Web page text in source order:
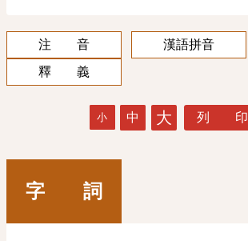
注 音
漢語拼音
釋 義
小 中 大 列 印
字 詞